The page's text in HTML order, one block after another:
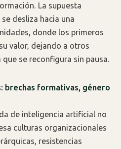
La supuesta
desliza hacia una
donde los primeros
valor, dejando a otros
se reconfigura sin pausa.
brechas formativas, género
de inteligencia artificial no
culturas organizacionales
resistencias